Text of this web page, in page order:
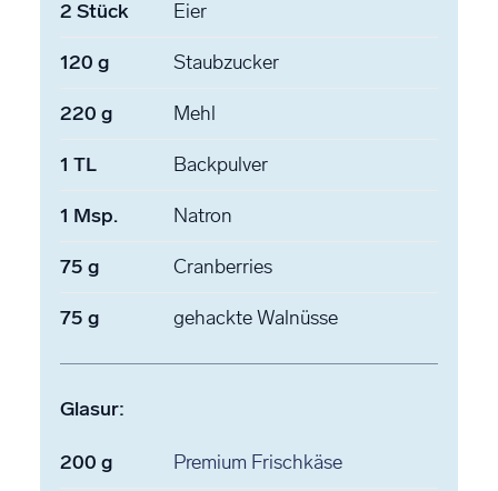
2 Stück Eier
120 g Staubzucker
220 g Mehl
1 TL Backpulver
1 Msp. Natron
75 g Cranberries
75 g gehackte Walnüsse
Glasur:
200 g Premium Frischkäse